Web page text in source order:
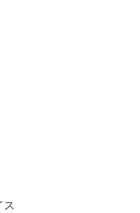
ス